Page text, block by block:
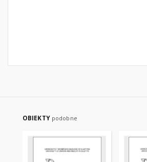
OBIEKTY podobne